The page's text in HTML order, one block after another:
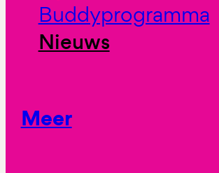
Buddyprogramma
Nieuws
Meer